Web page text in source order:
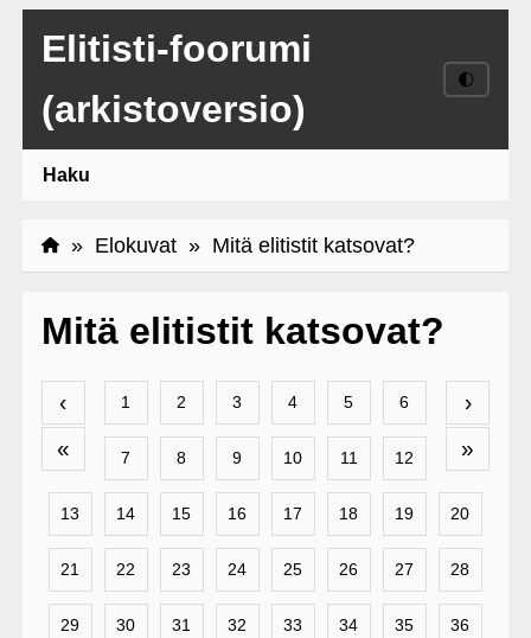
Elitisti-foorumi
(arkistoversio)
🌓
Haku
» Elokuvat» Mitä elitistit katsovat?
Mitä elitistit katsovat?
‹
«
›
»
1 2 3 4 5 6
7 8 9 10 11 12
13 14 15 16 17 18 19 20
21 22 23 24 25 26 27 28
29 30 31 32 33 34 35 36